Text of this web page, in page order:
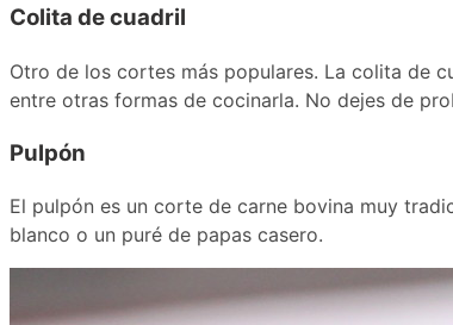
Colita de cuadril
Otro de los cortes más populares. La colita de
entre otras formas de cocinarla. No dejes de
Pulpón
El pulpón es un corte de carne bovina muy
blanco o un puré de papas casero.